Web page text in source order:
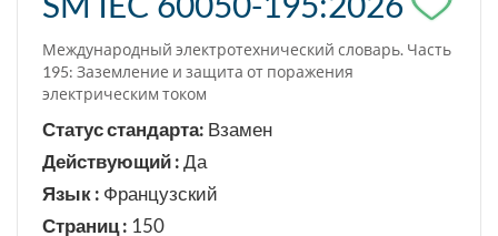
Международный электротехнический словарь. Часть
195: Заземление и защита от поражения
электрическим током
Статус стандарта: Взамен
Действующий :Да
Язык : Французский
Страниц : 150